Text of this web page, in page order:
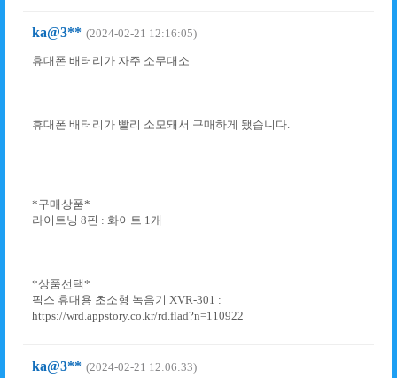
ka@3** (2024-02-21 12:16:05)
휴대폰 배터리가 자주 소무대소
휴대폰 배터리가 빨리 소모돼서 구매하게 됐습니다.
*구매상품*
라이트닝 8핀 : 화이트 1개
*상품선택*
픽스 휴대용 초소형 녹음기 XVR-301 :
https://wrd.appstory.co.kr/rd.flad?n=110922
ka@3** (2024-02-21 12:06:33)